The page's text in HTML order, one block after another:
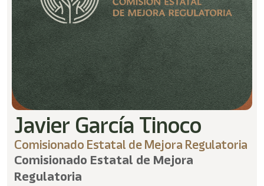
Este
acceso
directo
activa
lector
pantalla
para
ayudarle
navegar
interactuar
Javier García Tinoco
Comisionado Estatal de Mejora Regulatoria
Comisionado Estatal de Mejora
Regulatoria